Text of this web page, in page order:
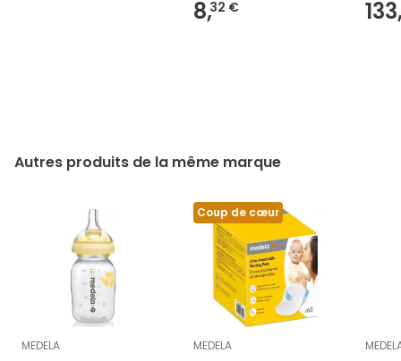
8,32 €
Autres produits de la même marque
MEDELA
Coup de cœur
MEDELA